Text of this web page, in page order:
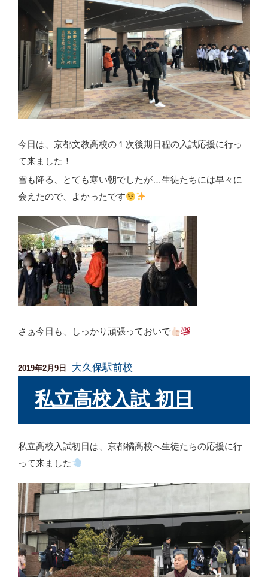
今日は、京都文教高校の１次後期日程の入試応援に行っ
て来ました！
雪も降る、とても寒い朝でしたが…生徒たちには早々に
会えたので、よかったです
さぁ今日も、しっかり頑張っておいで
投
2019年2月9日 大久保駅前校
私立高校入試 初日
私立高校入試初日は、京都橘高校へ生徒たちの応援に行
って来ました